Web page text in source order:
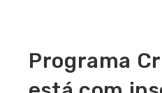
Programa